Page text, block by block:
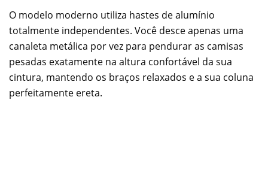
O modelo moderno utiliza hastes de alumínio
totalmente independentes. Você desce apenas uma
canaleta metálica por vez para pendurar as camisas
pesadas exatamente na altura confortável da sua
cintura, mantendo os braços relaxados e a sua coluna
perfeitamente ereta.